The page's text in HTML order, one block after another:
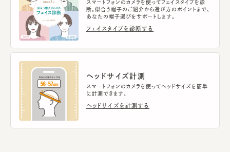
スマートフォンのカメラを使ってフェイスタイプを診
断。似合う帽子のご紹介から選び方のポイントまで、
あなたの帽子選びをサポートします。
フェイスタイプを診断する
ヘッドサイズ計測
スマートフォンのカメラを使ってヘッドサイズを簡単
に計測できます。
ヘッドサイズを計測する